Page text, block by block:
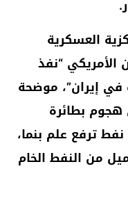
العسكرية
الأمريكي “نفذ
إيران”، موضحة
بطائرة
ترفع علم بنما،
من النفط الخام